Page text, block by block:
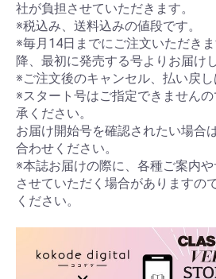
社が負担させていただきます。
※税込み、送料込みの値段です。
※毎月14日までにご注文いただき
降、最初に発売する号よりお届け
※ご注文後のキャンセル、払い戻し
※スタート号はご指定できません
承ください。
お届け開始号を確認されたい場合は
合わせください。
※本誌お届けの際に、各種ご案内
させていただく場合がありますの
ください。